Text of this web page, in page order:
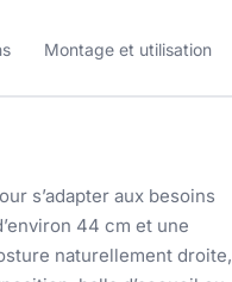
Montage et utilisation
s’adapter aux besoins
44 cm et une
naturellement droite,